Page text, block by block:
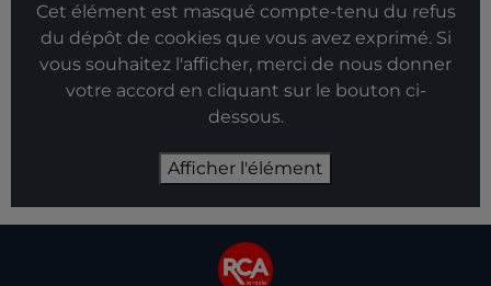
Cet élément est masqué compte-tenu du refus
du dépôt de cookies que vous avez exprimé. Si
vous souhaitez l'afficher, merci de nous donner
votre accord en cliquant sur le bouton ci-
dessous.
Afficher l'élément